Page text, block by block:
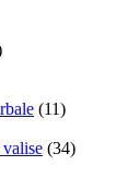
(11)
(34)